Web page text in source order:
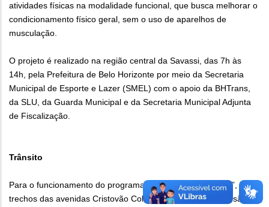
atividades físicas na modalidade funcional, que busca melhorar o
condicionamento físico geral, sem o uso de aparelhos de
musculação.
O projeto é realizado na região central da Savassi, das 7h às
14h, pela Prefeitura de Belo Horizonte por meio da Secretaria
Municipal de Esporte e Lazer (SMEL) com o apoio da BHTrans,
da SLU, da Guarda Municipal e da Secretaria Municipal Adjunta
de Fiscalização.
Trânsito
Para o funcionamento do programa “A Savassi é da Gente”,
trechos das avenidas Cristovão Colombo e Getúlio Vargas são